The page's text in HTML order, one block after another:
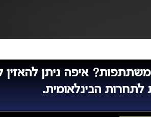
2023? אילו מדינות משתתפות?
הבינלאומית.